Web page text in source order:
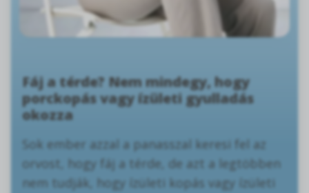
Fáj a térde? Nem mindegy, hogy
porckopás vagy ízületi gyulladás
okozza
Sok ember azzal a panasszal keresi fel az
orvost, hogy fáj a térde, de azt a legtöbben
nem tudják, hogy ízületi kopás vagy ízületi